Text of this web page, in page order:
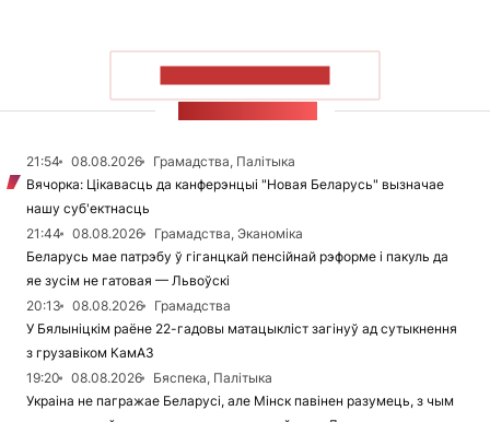
21:54 08.08.2026
Грамадства, Палітыка
Вячорка: Цікавасць да канферэнцыі "Новая Беларусь" вызначае
нашу суб'ектнасць
21:44
08.08.2026
Грамадства, Эканоміка
Беларусь мае патрэбу ў гіганцкай пенсійнай рэформе і пакуль да
яе зусім не гатовая — Львоўскі
20:13
08.08.2026
Грамадства
У Бялыніцкім раёне 22-гадовы матацыкліст загінуў ад сутыкнення
з грузавіком КамАЗ
19:20
08.08.2026
Бяспека, Палітыка
Украіна не пагражае Беларусі, але Мінск павінен разумець, з чым